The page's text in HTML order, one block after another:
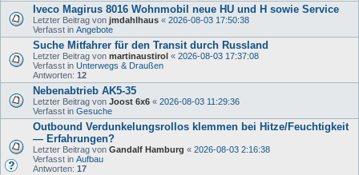
Iveco Magirus 8016 Wohnmobil neue HU und H sowie Service
Letzter Beitrag von jmdahlhaus « 2026-08-03 17:50:38
Verfasst in Angebote
Suche Mitfahrer für den Transit durch Russland
Letzter Beitrag von martinaustirol « 2026-08-03 17:37:08
Verfasst in Unterwegs & Draußen
Antworten: 12
Nebenabtrieb AK5-35
Letzter Beitrag von Joost 6x6 « 2026-08-03 11:29:36
Verfasst in Gesuche
Outbound Verdunkelungsrollos klemmen bei Hitze/Feuchtigkeit
— Erfahrungen?
Letzter Beitrag von Gandalf Hamburg « 2026-08-03 2:16:38
Verfasst in Aufbau
Antworten: 17